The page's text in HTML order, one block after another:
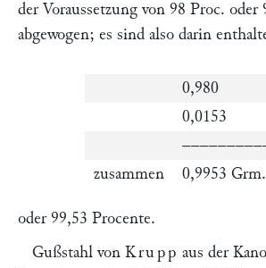
der Voraussetzung von 98 Proc.
abgewogen; es sind also darin
0,980
0,0153
zusammen
0,9953
oder 99,53 Procente.
Gußstahl von Krupp aus der